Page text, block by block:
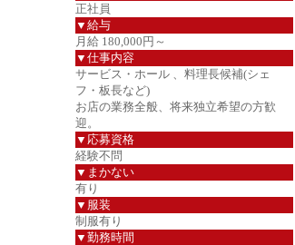
正社員
▼給与
月給 180,000円～
▼仕事内容
サービス・ホール 、料理長候補(シェ
フ・板長など)
お店の業務全般、将来独立希望の方歓
迎。
▼応募資格
経験不問
▼まかない
有り
▼服装
制服有り
▼勤務時間